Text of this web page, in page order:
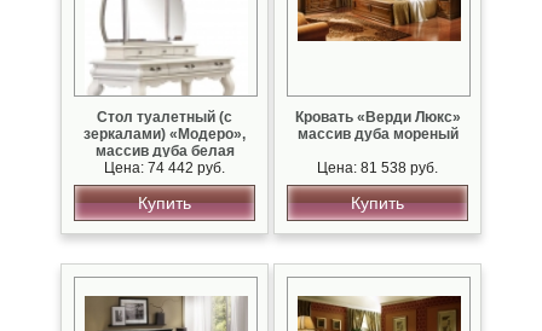
Стол туалетный (с
зеркалами) «Модеро»,
массив дуба белая
эмаль
Цена: 74 442 руб.
Купить
Кровать «Верди Люкс»
массив дуба мореный
Цена: 81 538 руб.
Купить